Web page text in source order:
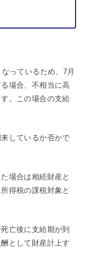
っているため、7月
場合、不相当に高
。この場合の支給
しているか否かで
場合は相続財産と
得税の課税対象と
亡後に支給期が到
として財産計上す